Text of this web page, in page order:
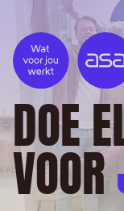
DOE
VOOR